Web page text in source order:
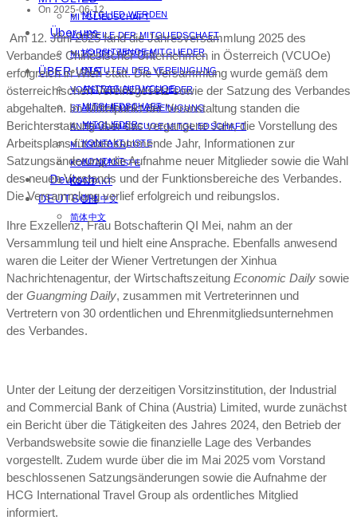
MITGLIED WERDEN
Über uns
VORSITZENDE MITGLIEDER
STATUTEN DER VEREINIGUNG
ANTRAG AUF VCUOE-
MITGLIEDSCHAFT
MITGLIEDER
KONTAKT LISTE
KONTAKT
Deutsch
简体中文
MITGLIEDSCHAFT
VORTEILE DER MITGLIEDSCHAFT
MITGLIED WERDEN
ÜBER UNS
VORSITZENDE MITGLIEDER
STATUTEN DER VEREINIGUNG
ANTRAG AUF VCUOE-MITGLIEDSCHAFT
MITGLIEDER
KONTAKT LISTE
KONTAKT
DEUTSCH
简体中文
On 2025-06-12
Am 12. Juni 2025 fand die Jahresversammlung 2025 des
Verbandes Chinesischer Unternehmen in Österreich (VCUOe)
erfolgreich in Wien statt. Die Versammlung wurde gemäß dem
österreichischen Vereinsgesetz sowie der Satzung des Verbandes
abgehalten. Im Mittelpunkt der Veranstaltung standen die
Berichterstattung über das vergangene Jahr, die Vorstellung des
Arbeitsplans für das kommende Jahr, Informationen zur
Satzungsänderung, die Aufnahme neuer Mitglieder sowie die Wahl
des neuen Vorstands und der Funktionsbereiche des Verbandes.
Die Versammlung verlief erfolgreich und reibungslos.
Ihre Exzellenz, Frau Botschafterin QI Mei, nahm an der
Versammlung teil und hielt eine Ansprache. Ebenfalls anwesend
waren die Leiter der Wiener Vertretungen der Xinhua
Nachrichtenagentur, der Wirtschaftszeitung Economic Daily sowie
der Guangming Daily, zusammen mit Vertreterinnen und
Vertretern von 30 ordentlichen und Ehrenmitgliedsunternehmen
des Verbandes.
Unter der Leitung der derzeitigen Vorsitzinstitution, der Industrial
and Commercial Bank of China (Austria) Limited, wurde zunächst
ein Bericht über die Tätigkeiten des Jahres 2024, den Betrieb der
Verbandswebsite sowie die finanzielle Lage des Verbandes
vorgestellt. Zudem wurde über die im Mai 2025 vom Vorstand
beschlossenen Satzungsänderungen sowie die Aufnahme der
HCG International Travel Group als ordentliches Mitglied
informiert.